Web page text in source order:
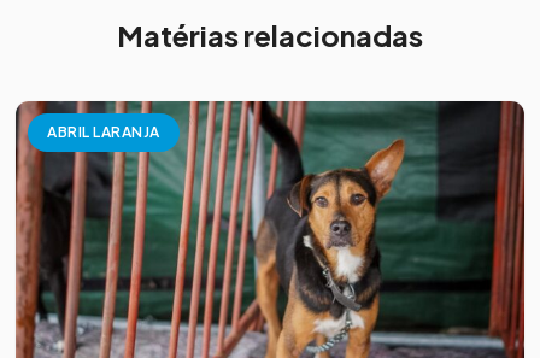
Matérias relacionadas
ABRIL LARANJA